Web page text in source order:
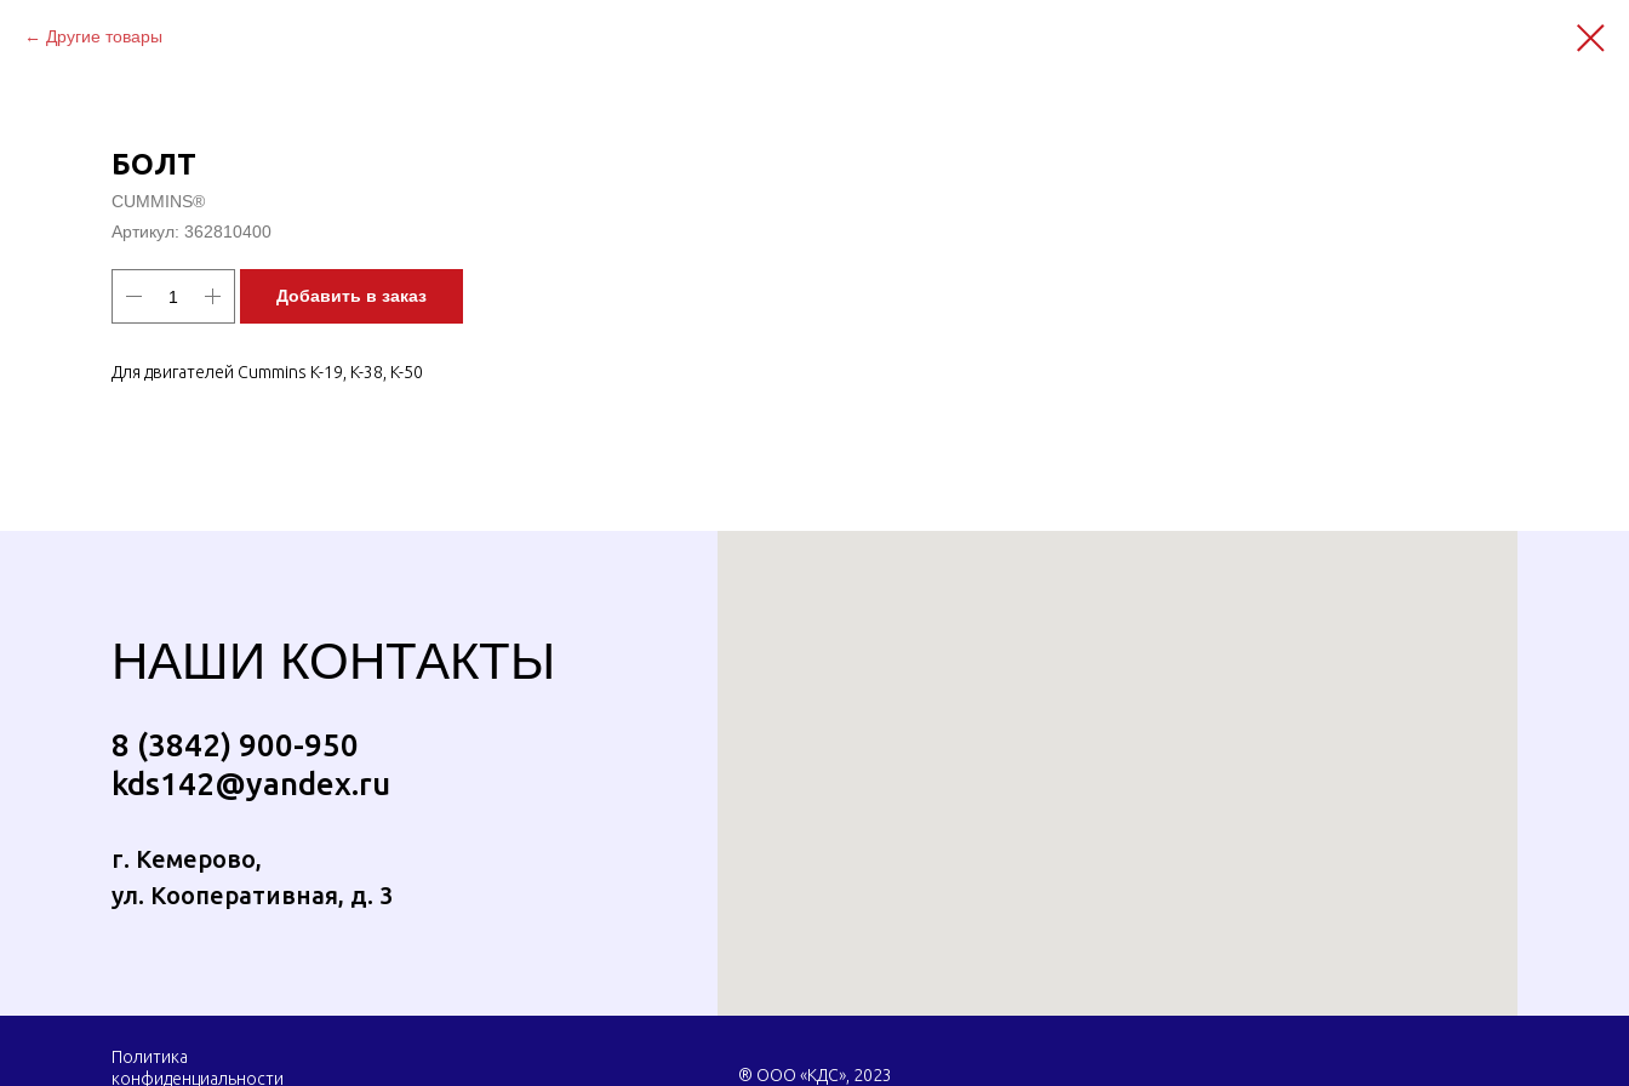
Другие товары
БОЛТ
CUMMINS®
Артикул: 362810400
Добавить в заказ
Для двигателей Cummins K-19, K-38, K-50
НАШИ КОНТАКТЫ
8 (3842) 900-950
kds142@yandex.ru
г. Кемерово,
ул. Кооперативная, д. 3
® ООО «КДС», 2023
Политика
конфиденциальности